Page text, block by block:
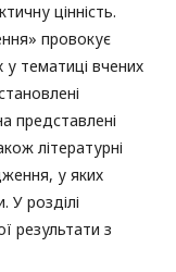
цінність.
провокує
у тематиці вчених
представлені
літературні
у яких
У розділі
результати з